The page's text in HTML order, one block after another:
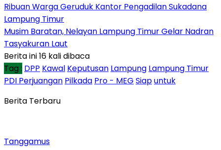
Ribuan Warga Geruduk Kantor Pengadilan Sukadana
Lampung Timur
Musim Baratan, Nelayan Lampung Timur Gelar Nadran
Tasyakuran Laut
Berita ini 16 kali dibaca
Tag : DPP Kawal Keputusan Lampung Lampung Timur
PDI Perjuangan Pilkada Pro - MEG Siapuntuk
Berita Terbaru
Tanggamus